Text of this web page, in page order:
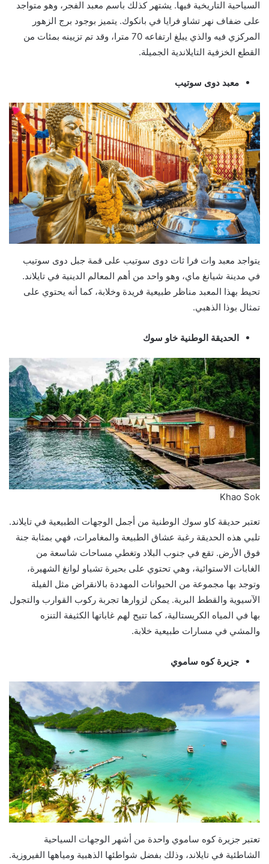
السياحية التاريخية فيها. يشتهر كذلك باسم معبد الفجر، وهو متواجد
على ضفاف نهر تشاو فرايا في بانكوك. يتميز بوجود برج الزهور
المركزي فيه والذي يبلغ ارتفاعه 70 مترا، وقد تم تزيينه بمئات من
القطع الخزفية التايلاندية الجميلة.
معبد دوى سوتيب
يتواجد معبد وات فرا ثات دوى سوتيب على قمة جبل دوى سوتيب
في مدينة شيانغ ماي، وهو واحد من أهم المعالم الدينية في تايلاند.
تحيط بهذا المعبد مناظر طبيعية فريدة وخلابة، كما أنه يحتوي على
تمثال بوذا الذهبي.
الحديقة الوطنية خاو سوك
Khao Sok
تعتبر حديقة كاو سوك الوطنية من أجمل الوجهات الطبيعية في تايلاند.
تلبي هذه الحديقة رغبة عشاق الطبيعة والمغامرات، فهي بمثابة جنة
فوق الأرض. تقع في جنوب البلاد وتغطي مساحات شاسعة من
الغابات الاستوائية، وهي تحتوي على بحيرة تشياو لوانغ الشهيرة،
وتوجد بها مجموعة من الحيوانات المهددة بالانقراض مثل الفيلة
الآسيوية والقطط البرية. يمكن لزوارها تجربة ركوب القوارب والتجول
بها في المياه الكريستالية، كما تتيح لهم غاباتها الكثيفة التنزه
والمشي في مسارات طبيعية خلابة.
جزيرة كوه ساموي
تعتبر جزيرة كوه ساموي واحدة من أشهر الوجهات السياحية
الشاطئية في تايلاند، وذلك بفضل شواطئها الذهبية ومياهها الفيروزية.